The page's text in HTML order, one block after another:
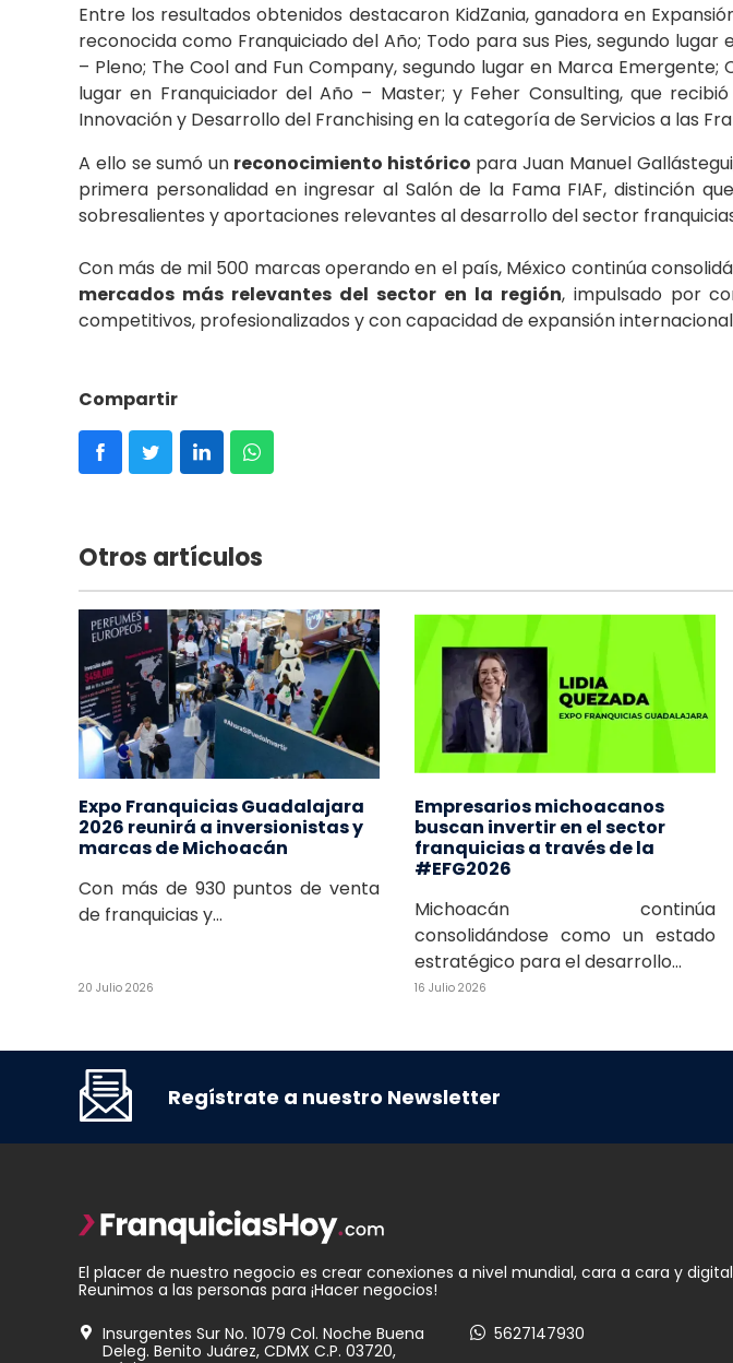
Entre los resultados obtenidos destacaron KidZania, ganadora en
reconocida como Franquiciado del Año; Todo para sus Pies, segundo lugar
– Pleno; The Cool and Fun Company, segundo lugar en Marca
lugar en Franquiciador del Año – Master; y Feher Consulting, que
Innovación y Desarrollo del Franchising en la categoría de Servicios a las
A ello se sumó un reconocimiento histórico paraJuan Manuel Gallástegui
primera personalidad en ingresar al Salón de la Fama FIAF, distinción
sobresalientes y aportaciones relevantes al desarrollo del sector
Con más de mil 500 marcas operando en el país, México continúa
mercados más relevantes del sector en la región, impulsado por
competitivos, profesionalizados y con capacidad de expansión
Compartir
Otros artículos
Expo Franquicias Guadalajara
2026 reunirá a inversionistas y
marcas de Michoacán
Con más de 930 puntos de venta
de franquicias y...
20 Julio 2026
Empresarios michoacanos
buscan invertir en el sector
franquicias a través de la
#EFG2026
Michoacán continúa
consolidándose como un estado
estratégico para el desarrollo...
16 Julio 2026
Regístrate a nuestro Newsletter
El placer de nuestro negocio es crear conexiones a nivel mundial, cara a cara y
Reunimos a las personas para ¡Hacer negocios!
Insurgentes Sur No. 1079 Col. Noche Buena
Deleg. Benito Juárez, CDMX C.P. 03720,
5627147930